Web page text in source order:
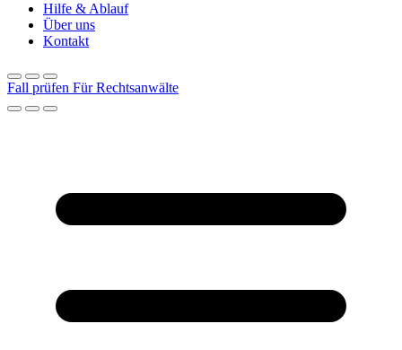
Hilfe & Ablauf
Über uns
Kontakt
Fall prüfen Für Rechtsanwälte